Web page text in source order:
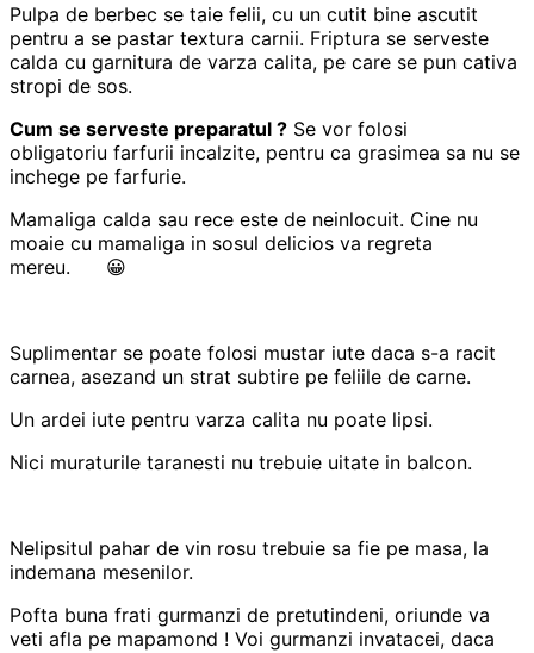
Pulpa de berbec se taie felii, cu un cutit bine ascutit
pentru a se pastar textura carnii. Friptura se serveste
calda cu garnitura de varza calita, pe care se pun cativa
stropi de sos.
Cum se serveste preparatul ? Se vor folosi
obligatoriu farfurii incalzite, pentru ca grasimea sa nu se
inchege pe farfurie.
Mamaliga calda sau rece este de neinlocuit. Cine nu
moaie cu mamaliga in sosul delicios va regreta
mereu. 😀
Suplimentar se poate folosi mustar iute daca s-a racit
carnea, asezand un strat subtire pe feliile de carne.
Un ardei iute pentru varza calita nu poate lipsi.
Nici muraturile taranesti nu trebuie uitate in balcon.
Nelipsitul pahar de vin rosu trebuie sa fie pe masa, la
indemana mesenilor.
Pofta buna frati gurmanzi de pretutindeni, oriunde va
veti afla pe mapamond ! Voi gurmanzi invatacei, daca